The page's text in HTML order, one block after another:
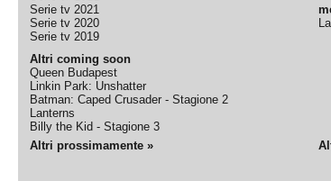
Serie tv 2021
Serie tv 2020
Serie tv 2019
Altri coming soon
Queen Budapest
Linkin Park: Unshatter
Batman: Caped Crusader - Stagione 2
Lanterns
Billy the Kid - Stagione 3
Altri prossimamente »